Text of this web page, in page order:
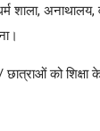
अनाथालय,
को शिक्षा के